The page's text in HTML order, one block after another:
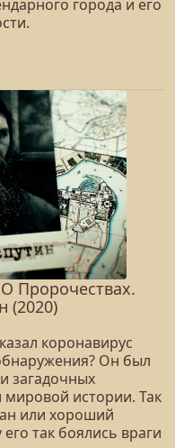
города и его
Пророчествах.
(2020)
коронавирус
Он был
загадочных
мировой истории. Так
или хороший
так боялись враги